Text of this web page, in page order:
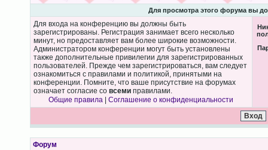
Для просмотра этого форума вы
Для входа на конференцию вы должны быть
зарегистрированы. Регистрация занимает всего несколько
минут, но предоставляет вам более широкие возможности.
Администратором конференции могут быть установлены
также дополнительные привилегии для зарегистрированных
пользователей. Прежде чем зарегистрироваться, вам следует
ознакомиться с правилами и политикой, принятыми на
конференции. Помните, что ваше присутствие на форумах
означает согласие со всемиправилами.
Общие правила
Соглашение о конфиденциальности
Форум